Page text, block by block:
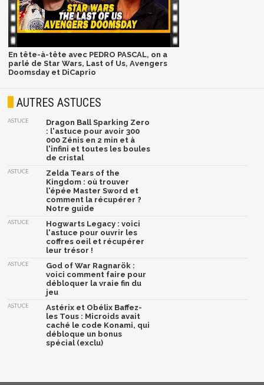
En tête-à-tête avec PEDRO PASCAL, on a
parlé de Star Wars, Last of Us, Avengers
Doomsday et DiCaprio
AUTRES ASTUCES
ASTUCE
Dragon Ball Sparking Zero
: l'astuce pour avoir 300
000 Zénis en 2 min et à
l'infini et toutes les boules
de cristal
ASTUCE
Zelda Tears of the
Kingdom : où trouver
l'épée Master Sword et
comment la récupérer ?
Notre guide
ASTUCE
Hogwarts Legacy : voici
l'astuce pour ouvrir les
coffres oeil et récupérer
leur trésor !
ASTUCE
God of War Ragnarök :
voici comment faire pour
débloquer la vraie fin du
jeu
ASTUCE
Astérix et Obélix Baffez-
les Tous : Microids avait
caché le code Konami, qui
débloque un bonus
spécial (exclu)